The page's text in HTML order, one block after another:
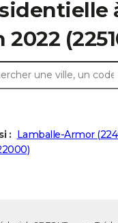
: Lamballe-Armor